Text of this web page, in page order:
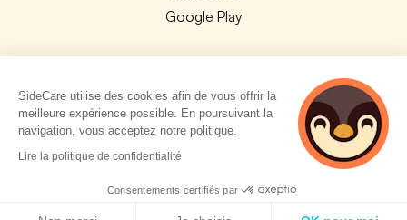
Google Play
© 2026 SideCare. Tous droits réservés.
SideCare utilise des cookies afin de vous offrir la
meilleure expérience possible. En poursuivant la
navigation, vous acceptez notre politique.
Lire la politique de confidentialité
Consentements certifiés par
3 personnes
consultent
actuellement cette